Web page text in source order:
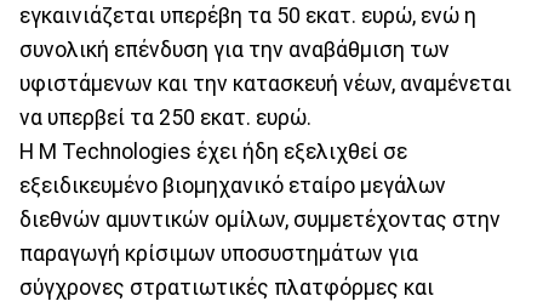
εγκαινιάζεται υπερέβη τα 50 εκατ. ευρώ, ενώ η
συνολική επένδυση για την αναβάθμιση των
υφιστάμενων και την κατασκευή νέων, αναμένεται
να υπερβεί τα 250 εκατ. ευρώ.
Η M Technologies έχει ήδη εξελιχθεί σε
εξειδικευμένο βιομηχανικό εταίρο μεγάλων
διεθνών αμυντικών ομίλων, συμμετέχοντας στην
παραγωγή κρίσιμων υποσυστημάτων για
σύγχρονες στρατιωτικές πλατφόρμες και